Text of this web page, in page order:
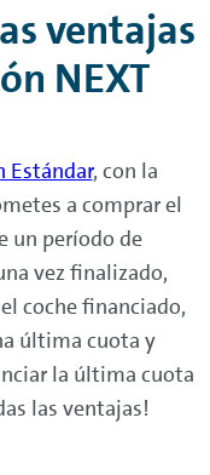
ventajas
NEXT
Estándar, con la
a comprar el
un período de
vez finalizado,
coche financiado,
última cuota y
la última cuota
las ventajas!